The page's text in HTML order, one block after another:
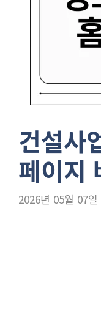
건설사
페이지
2026년 05월 07일